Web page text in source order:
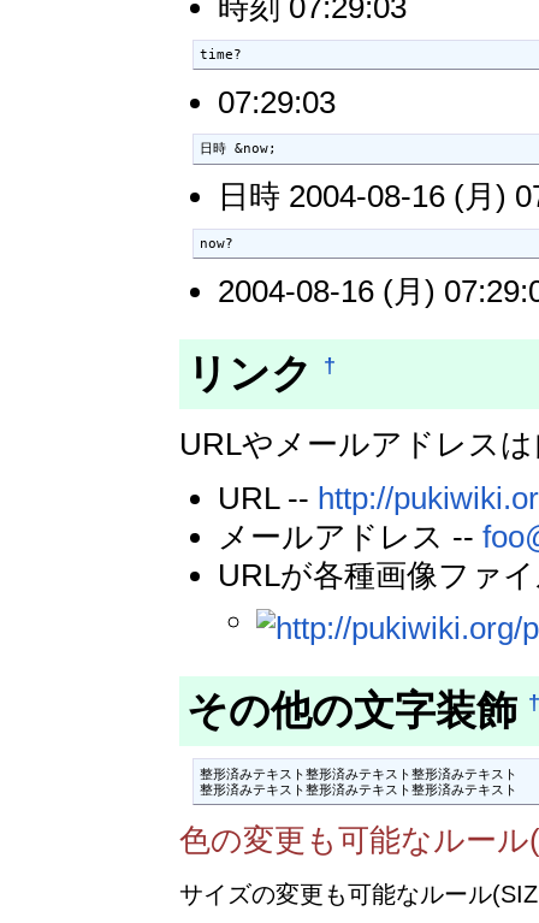
時刻 07:29:03
time?
07:29:03
日時 &now;
日時 2004-08-16 (月)
now?
2004-08-16 (月)
リンク †
URLやメールアドレス
URL -- http://
メールアドレス --
URLが各種画像ファ
その他の文字装飾 †
整形済みテキスト整形済みテキスト整形済みテキスト
整形済みテキスト整形済みテキスト整形済みテキスト
色の変更も可能なルール
サイズの変更も可能なルール